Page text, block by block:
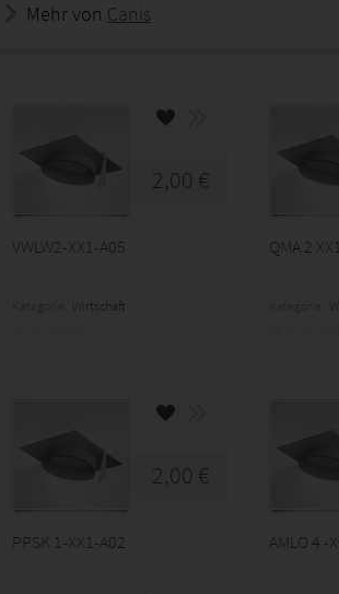
Mehr von Canis
2,00 €
VWLW2-XX1-A05
Wirtschaft
QMA 2
2,00 €
PPSK 1-XX1-A02 AMLO 4 -